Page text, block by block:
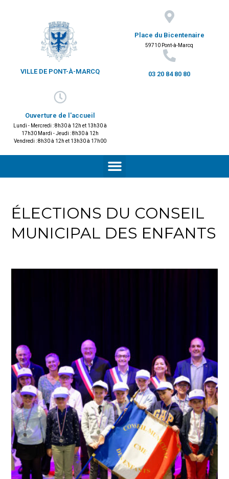
VILLE DE PONT-À-MARCQ
Place du Bicentenaire
59710 Pont-à-Marcq
03 20 84 80 80
Ouverture de l'accueil
Lundi - Mercredi : 8h30 à 12h et 13h30 à
17h30 Mardi - Jeudi : 8h30 à 12h
Vendredi : 8h30 à 12h et 13h30 à 17h00
ÉLECTIONS DU CONSEIL
MUNICIPAL DES ENFANTS